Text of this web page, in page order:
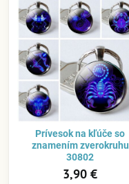
Prívesok na kľúče so
znamením zverokruhu
30802
3,90 €